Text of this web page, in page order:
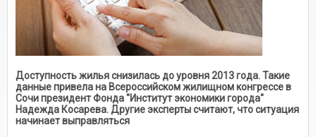
Доступность жилья снизилась до уровня 2013 года. Такие
данные привела на Всероссийском жилищном конгрессе в
Сочи президент Фонда "Институт экономики города"
Надежда Косарева. Другие эксперты считают, что ситуация
начинает выправляться